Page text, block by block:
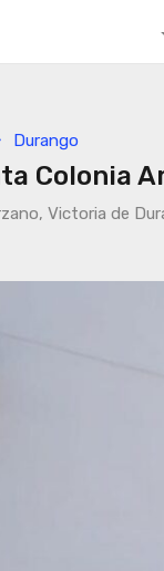
Durango
Colonia
Victoria de